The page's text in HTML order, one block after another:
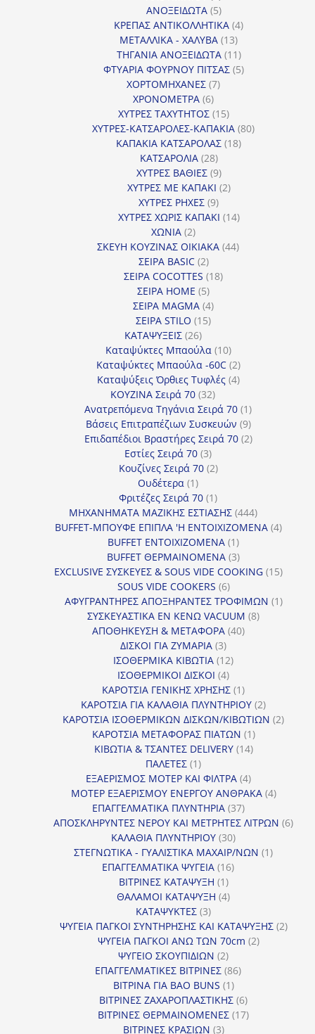
προϊόντα
ΑΝΟΞΕΙΔΩΤΑ 55
προϊόντα
ΚΡΕΠΑΣ ΑΝΤΙΚΟΛΛΗΤΙΚΑ 44
ΜΕΤΑΛΛΙΚΑ - ΧΑΛΥΒΑ 1313
προϊόντα
ΤΗΓΑΝΙΑ ΑΝΟΞΕΙΔΩΤΑ 1111
προϊόντα
ΦΤΥΑΡΙΑ ΦΟΥΡΝΟΥ ΠΙΤΣΑΣ 55
ΧΟΡΤΟΜΗΧΑΝΕΣ 77
ΧΡΟΝΟΜΕΤΡΑ 66
προϊόντα
ΧΥΤΡΕΣ ΤΑΧΥΤΗΤΟΣ 1515
προϊόντα
ΧΥΤΡΕΣ-ΚΑΤΣΑΡΟΛΕΣ-ΚΑΠΑΚΙΑ 8080
ΚΑΠΑΚΙΑ ΚΑΤΣΑΡΟΛΑΣ 1818
ΚΑΤΣΑΡΟΛΙΑ 2828
προϊόντα
ΧΥΤΡΕΣ ΒΑΘΙΕΣ 99
προϊόντα
ΧΥΤΡΕΣ ΜΕ ΚΑΠΑΚΙ 22
ΧΥΤΡΕΣ ΡΗΧΕΣ 99
προϊόντα
ΧΥΤΡΕΣ ΧΩΡΙΣ ΚΑΠΑΚΙ 1414
ΧΩΝΙΑ 22
προϊόντα
ΣΚΕΥΗ ΚΟΥΖΙΝΑΣ ΟΙΚΙΑΚΑ 4444
ΣΕΙΡΑ BASIC 22
προϊόντα
ΣΕΙΡΑ COCOTTES 1818
ΣΕΙΡΑ HOME 55
προϊόντα
ΣΕΙΡΑ MAGMA 44
προϊόντα
ΣΕΙΡΑ STILO 1515
ΚΑΤΑΨΥΞΕΙΣ 2626
προϊόντα
Καταψύκτες Μπαούλα 1010
προϊόντα
Καταψύκτες Μπαούλα -60C 22
προϊόντα
Καταψύξεις Όρθιες Τυφλές 44
ΚΟΥΖΙΝΑ Σειρά 70 3232
προϊόντα
Ανατρεπόμενα Τηγάνια Σειρά 70 11
προϊόν
Βάσεις Επιτραπέζιων Συσκευών 99
προϊόντα
Επιδαπέδιοι Βραστήρες Σειρά 70 22
Εστίες Σειρά 70 33
προϊόντα
Κουζίνες Σειρά 70 22
Ουδέτερα 11
προϊόν
Φριτέζες Σειρά 70 11
προϊόν
ΜΗΧΑΝΗΜΑΤΑ ΜΑΖΙΚΗΣ ΕΣΤΙΑΣΗΣ 444444
προϊόντα
BUFFET-ΜΠΟΥΦΕ ΕΠΙΠΛΑ 'Η ΕΝΤΟΙΧΙΖΟΜΕΝΑ 44
BUFFET ΕΝΤΟΙΧΙΖΟΜΕΝΑ 11
προϊόν
BUFFET ΘΕΡΜΑΙΝΟΜΕΝΑ 33
προϊόντα
EXCLUSIVE ΣΥΣΚΕΥΕΣ & SOUS VIDE COOKING 1515
SOUS VIDE COOKERS 66
προϊόντα
ΑΦΥΓΡΑΝΤΗΡΕΣ ΑΠΟΞΗΡΑΝΤΕΣ ΤΡΟΦΙΜΩΝ 11
ΣΥΣΚΕΥΑΣΤΙΚΑ ΕΝ ΚΕΝΩ VACUUM 88
ΑΠΟΘΗΚΕΥΣΗ & ΜΕΤΑΦΟΡΑ 4040
ΔΙΣΚΟΙ ΓΙΑ ΖΥΜΑΡΙΑ 33
προϊόντα
ΙΣΟΘΕΡΜΙΚΑ ΚΙΒΩΤΙΑ 1212
ΙΣΟΘΕΡΜΙΚΟΙ ΔΙΣΚΟΙ 44
προϊόντα
ΚΑΡΟΤΣΙΑ ΓΕΝΙΚΗΣ ΧΡΗΣΗΣ 11
προϊόν
ΚΑΡΟΤΣΙΑ ΓΙΑ ΚΑΛΑΘΙΑ ΠΛΥΝΤΗΡΙΟΥ 22
προϊόντα
ΚΑΡΟΤΣΙΑ ΙΣΟΘΕΡΜΙΚΩΝ ΔΙΣΚΩΝ/ΚΙΒΩΤΙΩΝ 22
ΚΑΡΟΤΣΙΑ ΜΕΤΑΦΟΡΑΣ ΠΙΑΤΩΝ 11
προϊόν
ΚΙΒΩΤΙΑ & ΤΣΑΝΤΕΣ DELIVERY 1414
ΠΑΛΕΤΕΣ 11
προϊόν
ΕΞΑΕΡΙΣΜΟΣ ΜΟΤΕΡ ΚΑΙ ΦΙΛΤΡΑ 44
προϊόντα
ΜΟΤΕΡ ΕΞΑΕΡΙΣΜΟΥ ΕΝΕΡΓΟΥ ΑΝΘΡΑΚΑ 44
ΕΠΑΓΓΕΛΜΑΤΙΚΑ ΠΛΥΝΤΗΡΙΑ 3737
προϊόντα
ΑΠΟΣΚΛΗΡΥΝΤΕΣ ΝΕΡΟΥ ΚΑΙ ΜΕΤΡΗΤΕΣ ΛΙΤΡΩΝ 66
ΚΑΛΑΘΙΑ ΠΛΥΝΤΗΡΙΟΥ 3030
προϊόντα
ΣΤΕΓΝΩΤΙΚΑ - ΓΥΑΛΙΣΤΙΚΑ ΜΑΧΑΙΡ/ΝΩΝ 11
ΕΠΑΓΓΕΛΜΑΤΙΚΑ ΨΥΓΕΙΑ 1616
ΒΙΤΡΙΝΕΣ ΚΑΤΑΨΥΞΗ 11
προϊόν
ΘΑΛΑΜΟΙ ΚΑΤΑΨΥΞΗ 44
ΚΑΤΑΨΥΚΤΕΣ 33
προϊόντα
ΨΥΓΕΙΑ ΠΑΓΚΟΙ ΣΥΝΤΗΡΗΣΗΣ ΚΑΙ ΚΑΤΑΨΥΞΗΣ 22
ΨΥΓΕΙΑ ΠΑΓΚΟΙ ΑΝΩ ΤΩΝ 70cm 22
ΨΥΓΕΙΟ ΣΚΟΥΠΙΔΙΩΝ 22
προϊόντα
ΕΠΑΓΓΕΛΜΑΤΙΚΕΣ ΒΙΤΡΙΝΕΣ 8686
ΒΙΤΡΙΝΑ ΓΙΑ BAO BUNS 11
προϊόν
ΒΙΤΡΙΝΕΣ ΖΑΧΑΡΟΠΛΑΣΤΙΚΗΣ 66
προϊόντα
ΒΙΤΡΙΝΕΣ ΘΕΡΜΑΙΝΟΜΕΝΕΣ 1717
ΒΙΤΡΙΝΕΣ ΚΡΑΣΙΩΝ 33